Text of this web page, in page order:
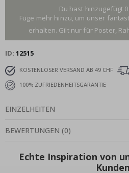
Du hast hinzugefügt
Füge mehr hinzu, um unser
erhalten. Gilt nur für Poster,
ID 12515
KOSTENLOSER VERSAND AB 49 CHF
100% ZUFRIEDENHEITSGARANTIE
EINZELHEITEN
BEWERTUNGEN (0)
Echte Inspiration von